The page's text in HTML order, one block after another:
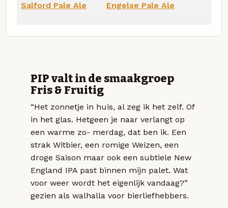
Salford Pale Ale Engelse Pale Ale
PIP valt in de smaakgroep
Fris & Fruitig
“Het zonnetje in huis, al zeg ik het zelf. Of
in het glas. Hetgeen je naar verlangt op
een warme zo- merdag, dat ben ik. Een
strak Witbier, een romige Weizen, een
droge Saison maar ook een subtiele New
England IPA past binnen mijn palet. Wat
voor weer wordt het eigenlijk vandaag?”
gezien als walhalla voor bierliefhebbers.